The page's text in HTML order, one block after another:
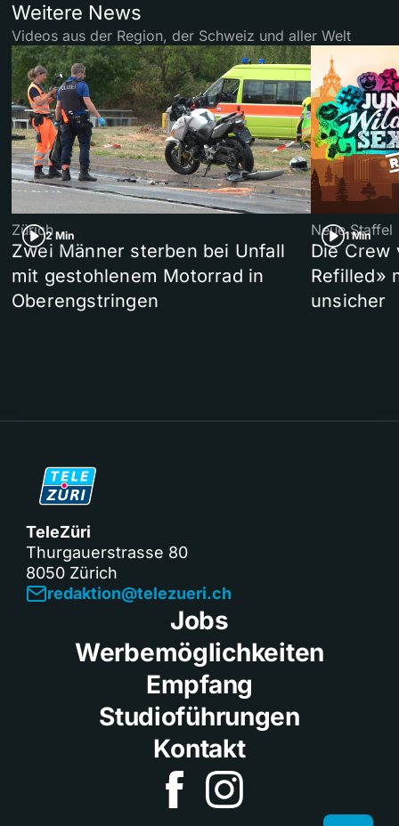
Weitere News
Videos aus der Region, der Schweiz und aller Welt
2 Min
Zürich
Zwei Männer sterben bei Unfall
mit gestohlenem Motorrad in
Oberengstringen
1 Min
Neue Staffel
Die Crew
Refilled»
unsicher
TeleZüri
Thurgauerstrasse 80
8050 Zürich
redaktion@telezueri.ch
Jobs
Werbemöglichkeiten
Empfang
Studioführungen
Kontakt